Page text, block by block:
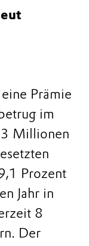
Prämie
im
Millionen
Prozent
Jahr in
8
Der